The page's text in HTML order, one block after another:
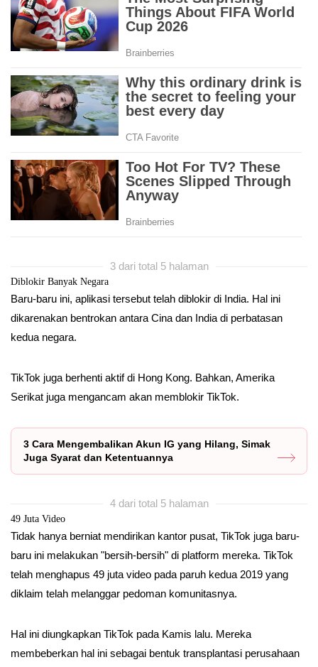
3 dari total 5 halaman
Diblokir Banyak Negara
Baru-baru ini, aplikasi tersebut telah diblokir di India. Hal ini
dikarenakan bentrokan antara Cina dan India di perbatasan
kedua negara.
TikTok juga berhenti aktif di Hong Kong. Bahkan, Amerika
Serikat juga mengancam akan memblokir TikTok.
3 Cara Mengembalikan Akun IG yang Hilang, Simak
Juga Syarat dan Ketentuannya
4 dari total 5 halaman
49 Juta Video
Tidak hanya berniat mendirikan kantor pusat, TikTok juga baru-
baru ini melakukan "bersih-bersih" di platform mereka. TikTok
telah menghapus 49 juta video pada paruh kedua 2019 yang
diklaim telah melanggar pedoman komunitasnya.
Hal ini diungkapkan TikTok pada Kamis lalu. Mereka
membeberkan hal ini sebagai bentuk transplantasi perusahaan